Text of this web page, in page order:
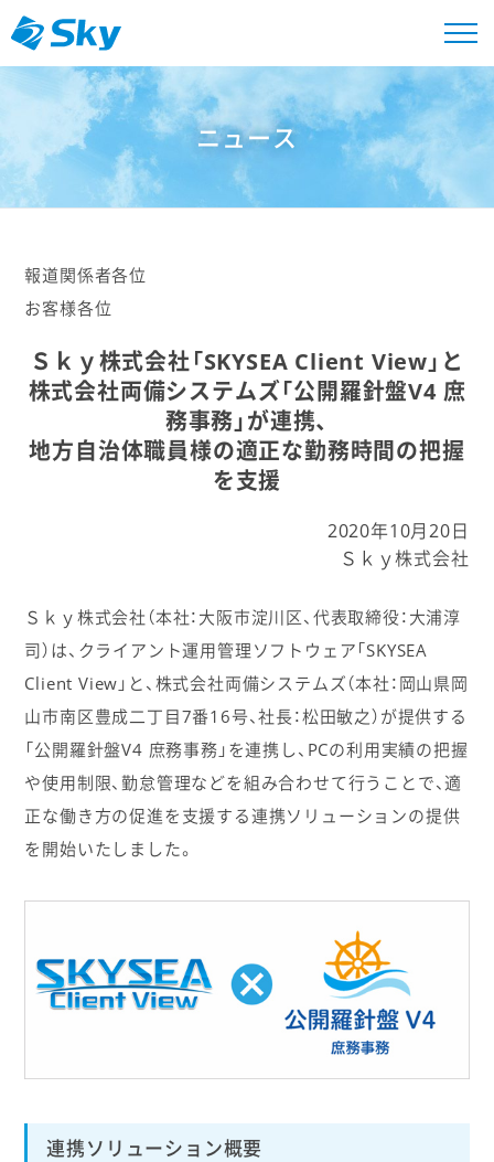
ニュース
報道関係者各位
お客様各位
Ｓｋｙ株式会社「SKYSEA Client View」と
株式会社両備システムズ「公開羅針盤V4 庶
務事務」が連携、
地方自治体職員様の適正な勤務時間の把握
を支援
2020年10月20日
Ｓｋｙ株式会社
Ｓｋｙ株式会社（本社：大阪市淀川区、代表取締役：大浦淳
司）は、クライアント運用管理ソフトウェア「SKYSEA
Client View」と、株式会社両備システムズ（本社：岡山県岡
山市南区豊成二丁目7番16号、社長：松田敏之）が提供する
「公開羅針盤V4 庶務事務」を連携し、PCの利用実績の把握
や使用制限、勤怠管理などを組み合わせて行うことで、適
正な働き方の促進を支援する連携ソリューションの提供
を開始いたしました。
連携ソリューション概要